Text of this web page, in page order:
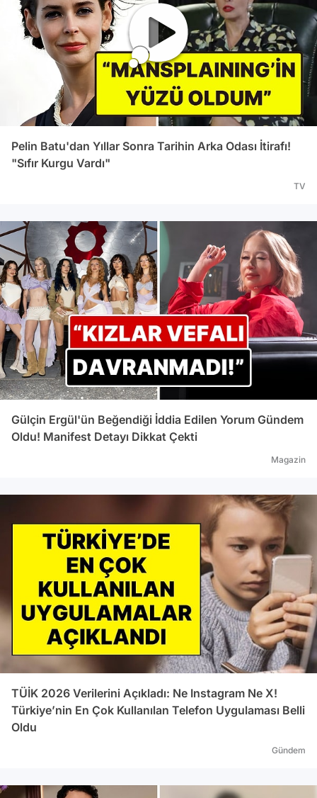
Pelin Batu'dan Yıllar Sonra Tarihin Arka Odası İtirafı!
"Sıfır Kurgu Vardı"
TV
Gülçin Ergül'ün Beğendiği İddia Edilen Yorum Gündem
Oldu! Manifest Detayı Dikkat Çekti
Magazin
TÜİK 2026 Verilerini Açıkladı: Ne Instagram Ne X!
Türkiye’nin En Çok Kullanılan Telefon Uygulaması Belli
Oldu
Gündem